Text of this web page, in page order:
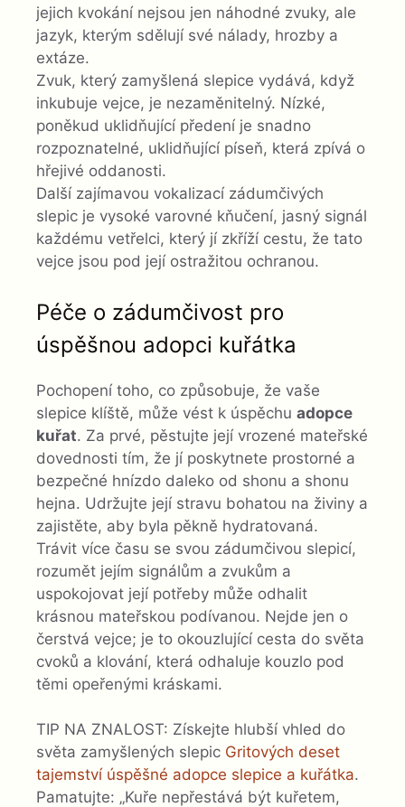
jejich kvokání nejsou jen náhodné zvuky, ale
jazyk, kterým sdělují své nálady, hrozby a
extáze.
Zvuk, který zamyšlená slepice vydává, když
inkubuje vejce, je nezaměnitelný. Nízké,
poněkud uklidňující předení je snadno
rozpoznatelné, uklidňující píseň, která zpívá o
hřejivé oddanosti.
Další zajímavou vokalizací zádumčivých
slepic je vysoké varovné kňučení, jasný signál
každému vetřelci, který jí zkříží cestu, že tato
vejce jsou pod její ostražitou ochranou.
Péče o zádumčivost pro
úspěšnou adopci kuřátka
Pochopení toho, co způsobuje, že vaše
slepice klíště, může vést k úspěchu adopce
kuřat. Za prvé, pěstujte její vrozené mateřské
dovednosti tím, že jí poskytnete prostorné a
bezpečné hnízdo daleko od shonu a shonu
hejna. Udržujte její stravu bohatou na živiny a
zajistěte, aby byla pěkně hydratovaná.
Trávit více času se svou zádumčivou slepicí,
rozumět jejím signálům a zvukům a
uspokojovat její potřeby může odhalit
krásnou mateřskou podívanou. Nejde jen o
čerstvá vejce; je to okouzlující cesta do světa
cvoků a klování, která odhaluje kouzlo pod
těmi opeřenými kráskami.
TIP NA ZNALOST: Získejte hlubší vhled do
světa zamyšlených slepic Gritových deset
tajemství úspěšné adopce slepice a kuřátka.
Pamatujte: „Kuře nepřestává být kuřetem,